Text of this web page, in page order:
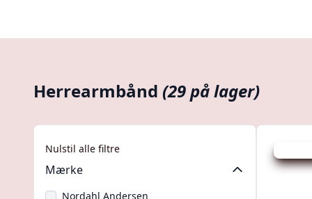
Herrearmbånd (29 på lager)
Nulstil alle filtre
Mærke
Nordahl Andersen